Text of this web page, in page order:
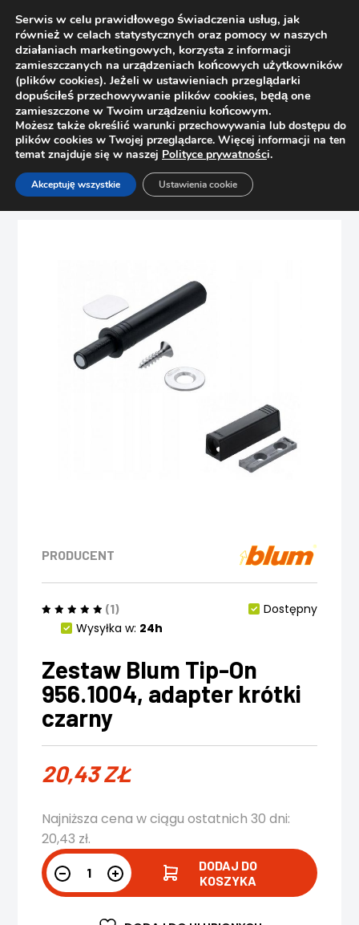
Strona główna Sklep
Zawiasy
Zestaw Blum Tip-On 956.1004, adapter krótki czarny
PRODUCENT
(1)
Dostępny
Wysyłka w: 24h
Zestaw Blum Tip-On
956.1004, adapter krótki
czarny
20,43ZŁ
Najniższa cena w ciągu ostatnich 30 dni:
20,43 zł.
DODAJ DO
KOSZYKA
Serwis w celu prawidłowego świadczenia usług, jak
również w celach statystycznych oraz pomocy w naszych
działaniach marketingowych, korzysta z informacji
zamieszczanych na urządzeniach końcowych użytkowników
(plików cookies). Jeżeli w ustawieniach przeglądarki
dopuściłeś przechowywanie plików cookies, będą one
zamieszczone w Twoim urządzeniu końcowym.
Możesz także określić warunki przechowywania lub dostępu do
plików cookies w Twojej przeglądarce. Więcej informacji na ten
temat znajduje się w naszej Polityce prywatności.
Akceptuję wszystkie Ustawienia cookie